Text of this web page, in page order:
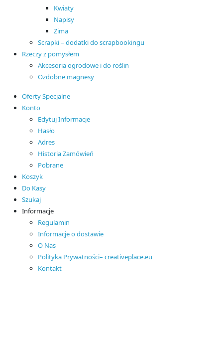
Kwiaty
Napisy
Zima
Scrapki – dodatki do scrapbookingu
Rzeczy z pomysłem
Akcesoria ogrodowe i do roślin
Ozdobne magnesy
Oferty Specjalne
Konto
Edytuj Informacje
Hasło
Adres
Historia Zamówień
Pobrane
Koszyk
Do Kasy
Szukaj
Informacje
Regulamin
Informacje o dostawie
O Nas
Polityka Prywatności– creativeplace.eu
Kontakt